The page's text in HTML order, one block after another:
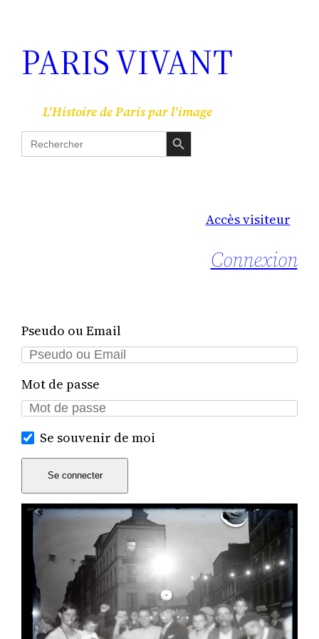
PARIS VIVANT
L'Histoire de Paris par l'image
Search
for:
Search Button
Accès visiteur
Connexion
Pseudo ou Email
Mot de passe
Se souvenir de moi